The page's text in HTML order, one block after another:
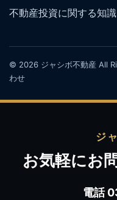
不動産投資に関する知識
© 2026 ジャシボ不動産 All
わせ
ジ
お気軽にお
電話